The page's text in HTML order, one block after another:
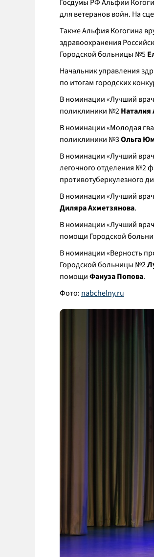
Госдумы РФ Альфии
для ветеранов войн. На
Также Альфия Когогина
здравоохранения
Городской больницы №5
Начальник управления
по итогам городских
В номинации «Лучший
поликлиники №2Наталия
В номинации «Молодая
поликлиники №3Ольга
В номинации «Лучший
легочного отделения №2
противотуберкулезного
В номинации «Лучший
Диляра Ахметзянова.
В номинации «Лучший
помощи Городской
В номинации «Верность
Городской больницы №2
помощиФануза Попова.
Фото: nabchelny.ru